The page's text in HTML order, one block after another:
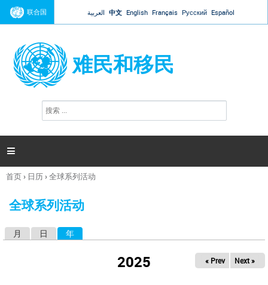
Jump to navigation
联合国 العربية 中文 English Français Русский Español
难民和移民
搜
索

你
这
首页› 日历›全球系列活动
全球系列活动
月 日 年
2025 « Prev Next »